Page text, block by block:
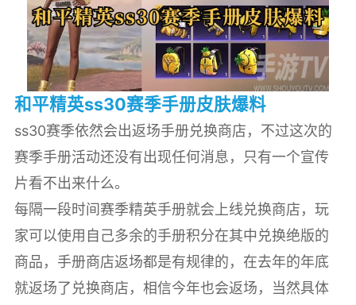
和平精英ss30赛季手册皮肤爆料
ss30赛季依然会出返场手册兑换商店，不过这次的
赛季手册活动还没有出现任何消息，只有一个宣传
片看不出来什么。
每隔一段时间赛季精英手册就会上线兑换商店，玩
家可以使用自己多余的手册积分在其中兑换绝版的
商品，手册商店返场都是有规律的，在去年的年底
就返场了兑换商店，相信今年也会返场，当然具体